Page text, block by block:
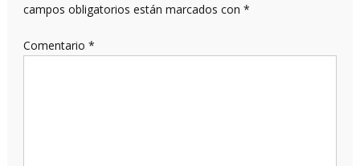
campos obligatorios están marcados con *
Comentario *